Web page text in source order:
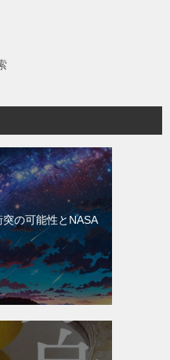
の可能性とNASA